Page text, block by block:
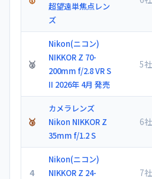
超望遠単焦点レン
ズ
🥈
Nikon(ニコン)
NIKKOR Z 70-
200mm f/2.8 VR S
II 2026年 4月 発売
5社
🥉
カメラレンズ
Nikon NIKKOR Z
35mm f/1.2 S
6社
4
Nikon(ニコン)
NIKKOR Z 24-
7社